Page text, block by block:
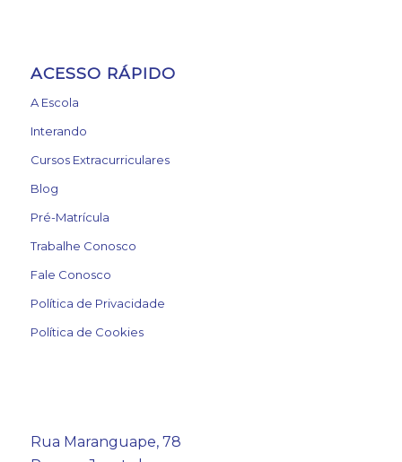
ACESSO RÁPIDO
A Escola
Interando
Cursos Extracurriculares
Blog
Pré-Matrícula
Trabalhe Conosco
Fale Conosco
Política de Privacidade
Política de Cookies
Rua Maranguape, 78